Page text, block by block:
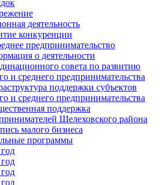
деятельность
конкуренции
предпринимательство
о деятельности
совета по развитию
и среднего предпринимательства
поддержки субъектов
и среднего предпринимательства
поддержка
Шелеховского района
малого бизнеса
программы